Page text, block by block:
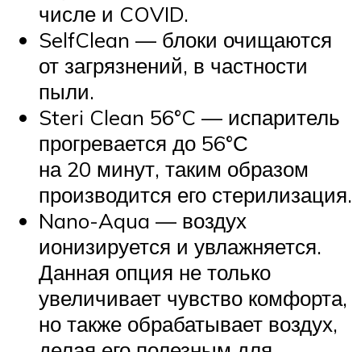
числе и COVID.
SelfClean — блоки очищаются
от загрязнений, в частности
пыли.
Steri Clean 56°C — испаритель
прогревается до 56°С
на 20 минут, таким образом
производится его стерилизация.
Nano-Aqua — воздух
ионизируется и увлажняется.
Данная опция не только
увеличивает чувство комфорта,
но также обрабатывает воздух,